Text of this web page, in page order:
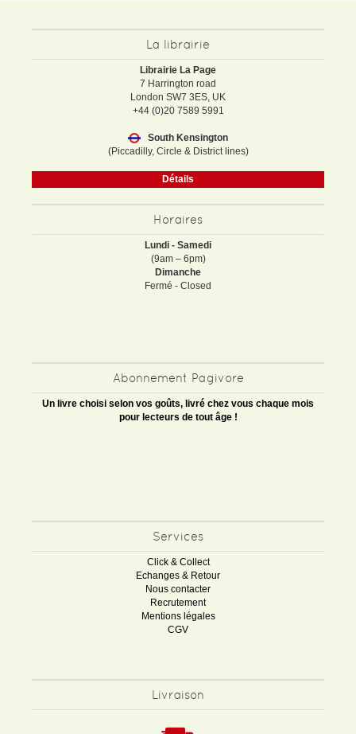
La librairie
Librairie La Page
7 Harrington road
London SW7 3ES, UK
+44 (0)20 7589 5991
South Kensington
(Piccadilly, Circle & District lines)
Détails
Horaires
Lundi - Samedi
(9am – 6pm)
Dimanche
Fermé - Closed
Abonnement Pagivore
Un livre choisi selon vos goûts, livré chez vous chaque mois
pour lecteurs de tout âge !
Services
Click & Collect
Echanges & Retour
Nous contacter
Recrutement
Mentions légales
CGV
Livraison